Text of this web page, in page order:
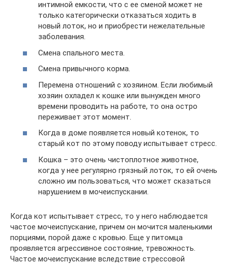
интимной емкости, что с ее сменой может не
только категорически отказаться ходить в
новый лоток, но и приобрести нежелательные
заболевания.
Смена спального места.
Смена привычного корма.
Перемена отношений с хозяином. Если любимый
хозяин охладел к кошке или вынужден много
времени проводить на работе, то она остро
переживает этот момент.
Когда в доме появляется новый котенок, то
старый кот по этому поводу испытывает стресс.
Кошка – это очень чистоплотное животное,
когда у нее регулярно грязный лоток, то ей очень
сложно им пользоваться, что может сказаться
нарушением в мочеиспускании.
Когда кот испытывает стресс, то у него наблюдается
частое мочеиспускание, причем он мочится маленькими
порциями, порой даже с кровью. Еще у питомца
проявляется агрессивное состояние, тревожность.
Частое мочеиспускание вследствие стрессовой